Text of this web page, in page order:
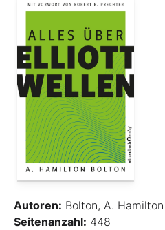
Autoren: Bolton, A. Hamilton
Seitenanzahl: 448